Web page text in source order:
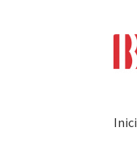
Inici